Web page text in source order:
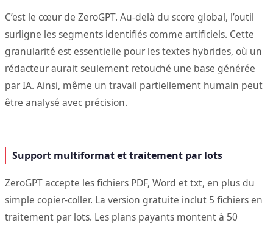
C’est le cœur de ZeroGPT. Au-delà du score global, l’outil
surligne les segments identifiés comme artificiels. Cette
granularité est essentielle pour les textes hybrides, où un
rédacteur aurait seulement retouché une base générée
par IA. Ainsi, même un travail partiellement humain peut
être analysé avec précision.
Support multiformat et traitement par lots
ZeroGPT accepte les fichiers PDF, Word et txt, en plus du
simple copier-coller. La version gratuite inclut 5 fichiers en
traitement par lots. Les plans payants montent à 50